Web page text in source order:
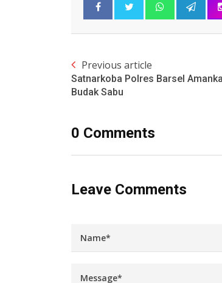
Previous article
Satnarkoba Polres Barsel
Budak Sabu
0 Comments
Leave Comments